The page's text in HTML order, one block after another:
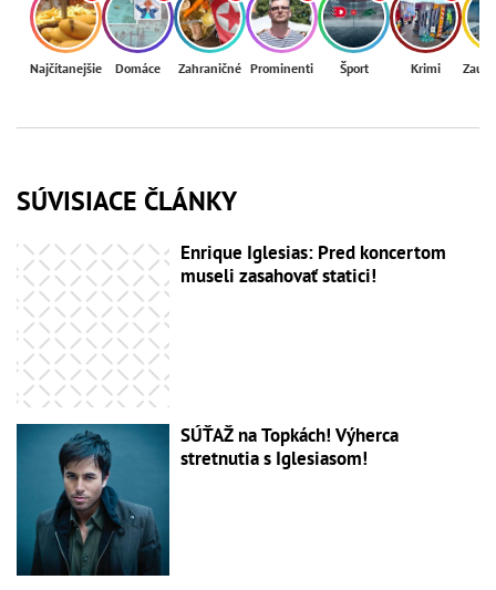
Najčítanejšie Domáce Zahraničné Prominenti Šport Krimi
SÚVISIACE ČLÁNKY
Enrique Iglesias: Pred koncertom
museli zasahovať statici!
SÚŤAŽ na Topkách! Výherca
stretnutia s Iglesiasom!